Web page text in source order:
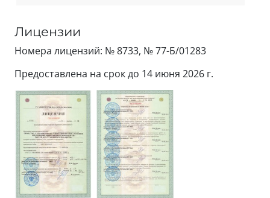
Лицензии
Номера лицензий: № 8733, № 77-Б/01283
Предоставлена на срок до 14 июня 2026 г.